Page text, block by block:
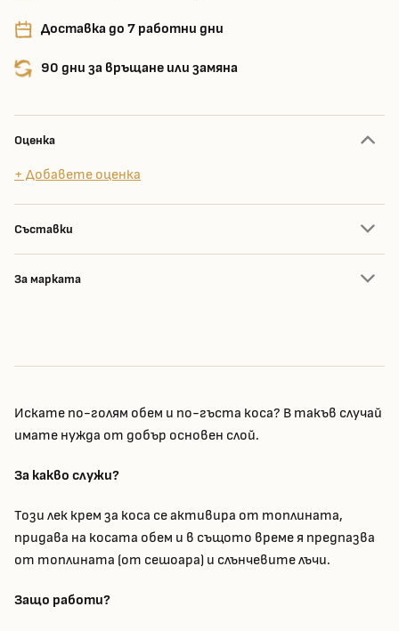
Доставка до 7 работни дни
90 дни за връщане или замяна
Оценка
+ Добавете оценка
Съставки
За марката
Искате по-голям обем и по-гъста коса? В такъв случай
имате нужда от добър основен слой.
За какво служи?
Този лек крем за коса се активира от топлината,
придава на косата обем и в същото време я предпазва
от топлината (от сешоара) и слънчевите лъчи.
Защо работи?